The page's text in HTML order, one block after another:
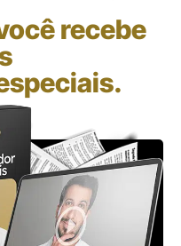
recebe